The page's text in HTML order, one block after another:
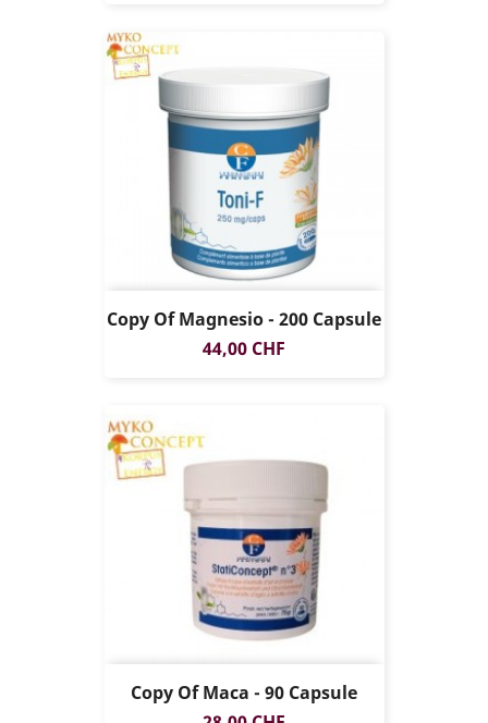
Copy Of Magnesio - 200 Capsule
Prezzo
44,00 CHF
Copy Of Maca - 90 Capsule